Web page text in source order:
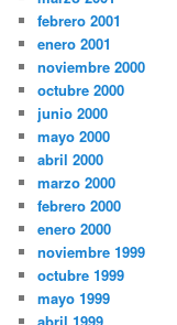
febrero 2001
enero 2001
noviembre 2000
octubre 2000
junio 2000
mayo 2000
abril 2000
marzo 2000
febrero 2000
enero 2000
noviembre 1999
octubre 1999
mayo 1999
abril 1999